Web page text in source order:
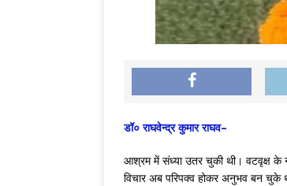
डॉ० राघवेन्द्र कुमार राघव–
आश्रम में संध्या उतर चुकी थी। वटवृक्ष के
विचार अब परिपक्व होकर अनुभव बन